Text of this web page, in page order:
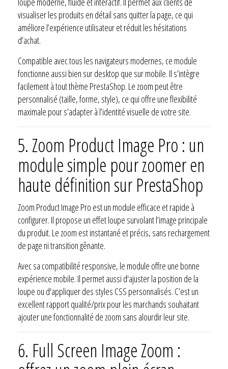
visualiser les produits en détail sans quitter la page, ce qui
améliore l’expérience utilisateur et réduit les hésitations
d’achat.
Compatible avec tous les navigateurs modernes, ce module
fonctionne aussi bien sur desktop que sur mobile. Il s’intègre
facilement à tout thème PrestaShop. Le zoom peut être
personnalisé (taille, forme, style), ce qui offre une flexibilité
maximale pour s’adapter à l’identité visuelle de votre site.
5. Zoom Product Image Pro : un
module simple pour zoomer en
haute définition sur PrestaShop
Zoom Product Image Pro est un module efficace et rapide à
configurer. Il propose un effet loupe survolant l’image principale
du produit. Le zoom est instantané et précis, sans rechargement
de page ni transition gênante.
Avec sa compatibilité responsive, le module offre une bonne
expérience mobile. Il permet aussi d'ajuster la position de la
loupe ou d'appliquer des styles CSS personnalisés. C’est un
excellent rapport qualité/prix pour les marchands souhaitant
ajouter une fonctionnalité de zoom sans alourdir leur site.
6. Full Screen Image Zoom :